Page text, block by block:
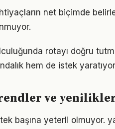
net biçimde
rotayı doğru
hem de istek
ve
başına yeterli olmuyor.